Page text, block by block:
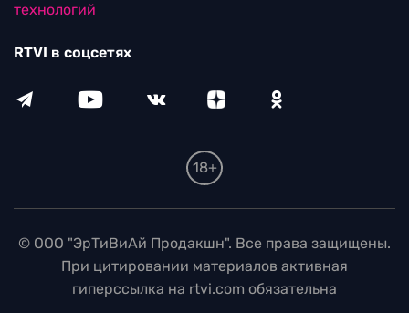
технологий
RTVI в соцсетях
18+
© ООО "ЭрТиВиАй Продакшн". Все права защищены.
При цитировании материалов активная
гиперссылка на rtvi.com обязательна